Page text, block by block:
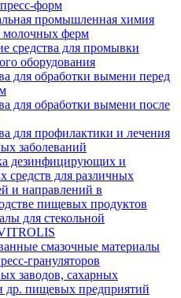
форм
промышленная химия
молочных ферм
средства для промывки
оборудования
для обработки вымени перед
для обработки вымени после
для профилактики и лечения
заболеваний
дезинфицирующих и
средств для различных
и направлений в
пищевых продуктов
для стекольной
смазочные материалы
грануляторов
заводов, сахарных
др. пищевых предприятий